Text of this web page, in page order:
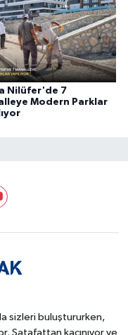
Nilüfer'de 7
Modern Parklar
sizleri buluştururken,
Şatafattan kaçınıyor ve